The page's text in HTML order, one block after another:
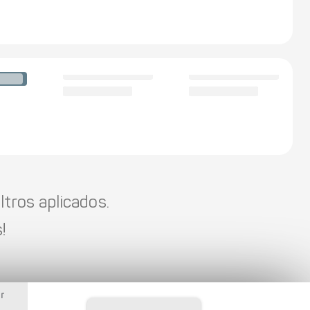
aplicados.